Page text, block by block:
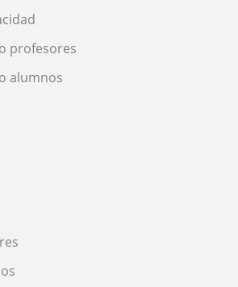
profesores
alumnos